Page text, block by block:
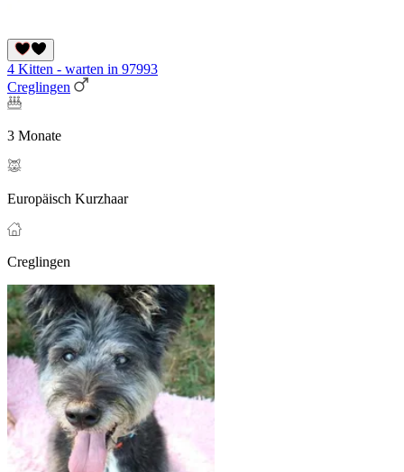
4 Kitten - warten in 97993
Creglingen
3 Monate
Europäisch Kurzhaar
Creglingen